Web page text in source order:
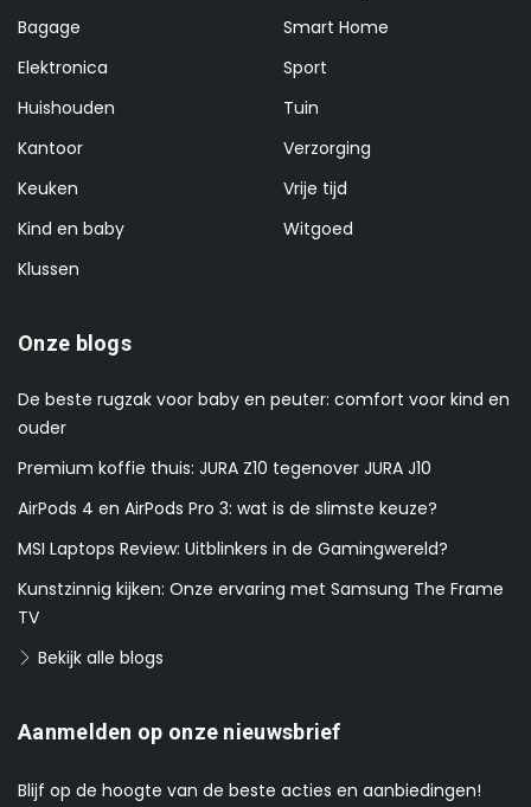
Bagage
Elektronica
Huishouden
Kantoor
Keuken
Kind en baby
Klussen
Smart Home
Sport
Tuin
Verzorging
Vrije tijd
Witgoed
Onze blogs
De beste rugzak voor baby en peuter: comfort voor kind en
ouder
Premium koffie thuis: JURA Z10 tegenover JURA J10
AirPods 4 en AirPods Pro 3: wat is de slimste keuze?
MSI Laptops Review: Uitblinkers in de Gamingwereld?
Kunstzinnig kijken: Onze ervaring met Samsung The Frame
TV
Bekijk alle blogs
Aanmelden op onze nieuwsbrief
Blijf op de hoogte van de beste acties en aanbiedingen!